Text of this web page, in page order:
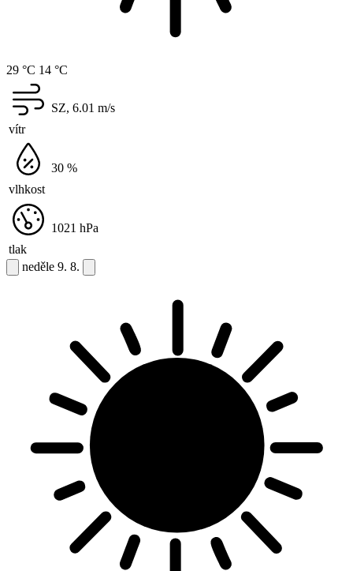
29 °C 14 °C
vítr
SZ, 6.01 m/s
vlhkost
30 %
tlak
1021 hPa
neděle 9. 8.